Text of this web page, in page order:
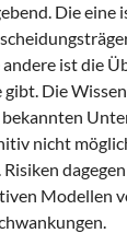
Die
ist die
Die
nicht
Modellen